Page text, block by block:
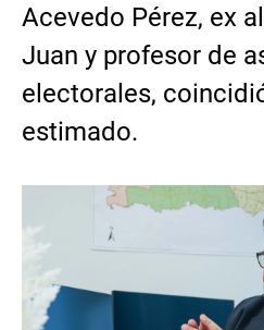
Acevedo Pérez, ex
Juan y profesor de
electorales,
estimado.